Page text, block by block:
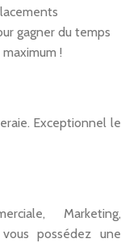
gagner du temps
!
Exceptionnel le
Marketing,
possédez une